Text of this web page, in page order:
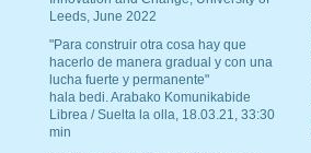
Leeds, June 2022
"Para construir otra cosa hay que
hacerlo de manera gradual y con una
lucha fuerte y permanente"
hala bedi. Arabako Komunikabide
Librea / Suelta la olla, 18.03.21, 33:30
min